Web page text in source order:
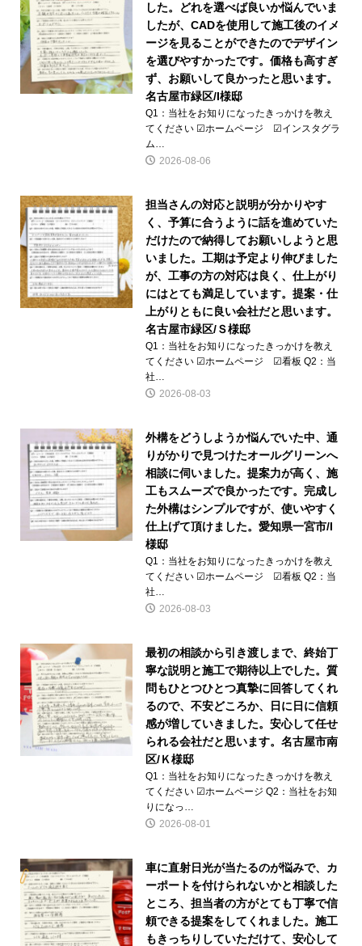
した。どれを選べば良いか悩んでいま
したが、CADを使用して施工後のイメ
ージを見ることができたのでデザイン
を選びやすかったです。価格も高すぎ
ず、お願いして良かったと思います。
名古屋市緑区/I様邸
Q1：当社をお知りになったきっかけを教え
てください ☑ホームページ ☑インスタグラ
ム…
2026-08-06
担当さんの対応と説明が分かりやす
く、予算に合うように話を進めていた
だけたので納得してお願いしようと思
いました。工期は予定より伸びました
が、工事の方の対応は良く、仕上がり
にはとても満足しています。提案・仕
上がりともに良い会社だと思います。
名古屋市緑区/Ｓ様邸
Q1：当社をお知りになったきっかけを教え
てください ☑ホームページ ☑看板 Q2：当
社…
2026-08-03
外構をどうしようか悩んでいた中、通
りがかりで見つけたオールグリーンへ
相談に伺いました。提案力が高く、施
工もスムーズで良かったです。完成し
た外構はシンプルですが、使いやすく
仕上げて頂けました。愛知県一宮市/I
様邸
Q1：当社をお知りになったきっかけを教え
てください ☑ホームページ ☑看板 Q2：当
社…
2026-08-03
最初の相談から引き渡しまで、終始丁
寧な説明と施工で期待以上でした。質
問もひとつひとつ真摯に回答してくれ
るので、不安どころか、日に日に信頼
感が増していきました。安心して任せ
られる会社だと思います。名古屋市南
区/Ｋ様邸
Q1：当社をお知りになったきっかけを教え
てください ☑ホームページ Q2：当社をお知
りになっ…
2026-08-01
車に直射日光が当たるのが悩みで、カ
ーポートを付けられないかと相談した
ところ、担当者の方がとても丁寧で信
頼できる提案をしてくれました。施工
もきっちりしていただけて、安心して